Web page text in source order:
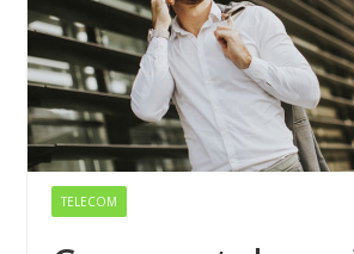
TELECOM